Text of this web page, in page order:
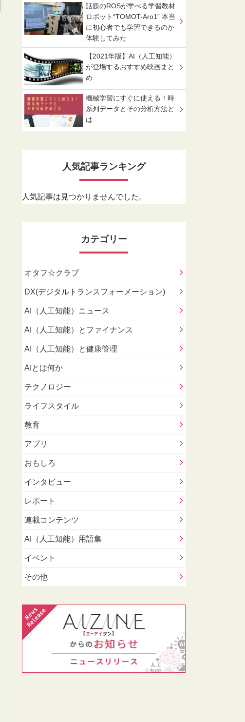
話題のROSが学べる学習教材
ロボット“TOMOT-Aro1” 本当
に初心者でも学習できるのか
体験してみた
【2021年版】AI（人工知能）
が登場するおすすめ映画まと
め
機械学習にすぐに使える！時
系列データとその分析方法と
は
人気記事ランキング
人気記事は見つかりませんでした。
カテゴリー
オタフ☆クラブ
DX(デジタルトランスフォーメーション)
AI（人工知能）ニュース
AI（人工知能）とファイナンス
AI（人工知能）と健康管理
AIとは何か
テクノロジー
ライフスタイル
教育
アプリ
おもしろ
インタビュー
レポート
連載コンテンツ
AI（人工知能）用語集
イベント
その他